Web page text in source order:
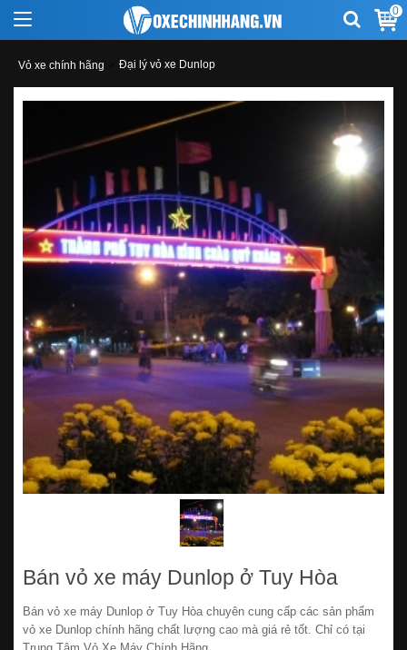
0
Vỏ xe chính hãng Đại lý vỏ xe Dunlop
Bán vỏ xe máy Dunlop ở Tuy Hòa
Bán vỏ xe máy Dunlop ở Tuy Hòa chuyên cung cấp các sản phẩm
vỏ xe Dunlop chính hãng chất lượng cao mà giá rẻ tốt. Chỉ có tại